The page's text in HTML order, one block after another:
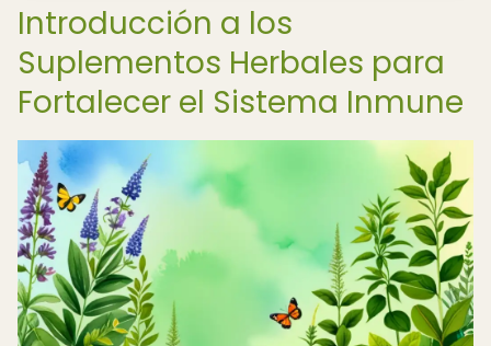
Introducción a los
Suplementos Herbales para
Fortalecer el Sistema Inmune